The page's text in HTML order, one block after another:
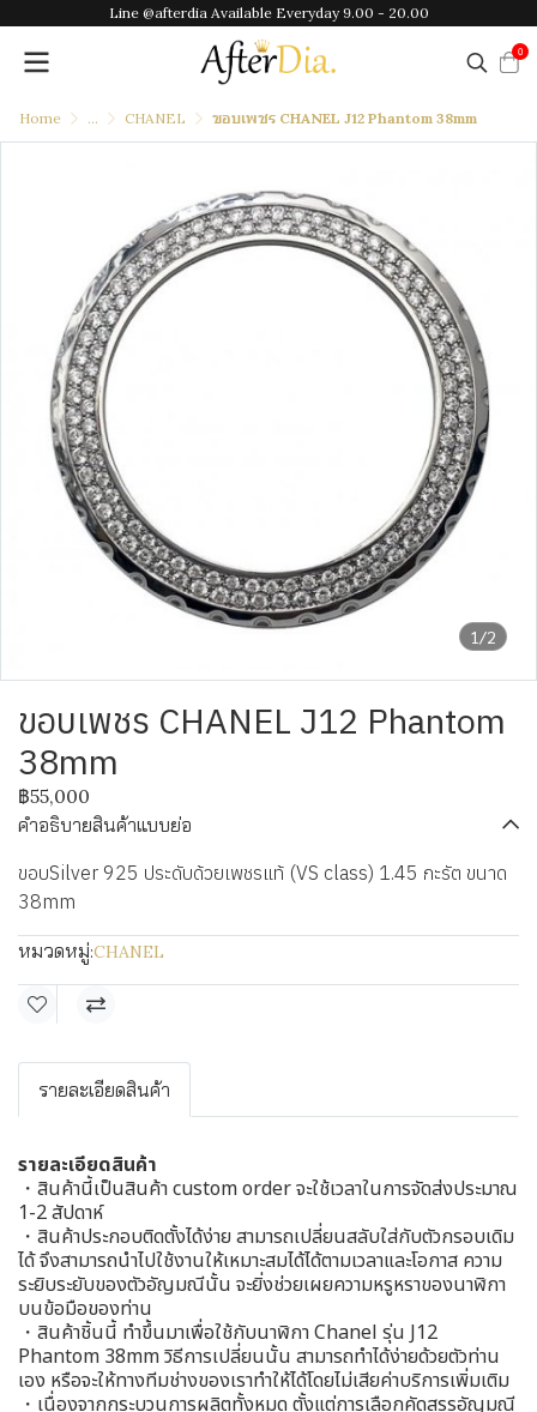
Line @afterdia Available Everyday 9.00 - 20.00
0
Home ... CHANEL ขอบเพชร CHANEL J12 Phantom 38mm
1/2
ขอบเพชร CHANEL J12 Phantom
38mm
฿55,000
คำอธิบายสินค้าแบบย่อ
ขอบSilver 925 ประดับด้วยเพชรแท้ (VS class) 1.45 กะรัต ขนาด
38mm
หมวดหมู่:CHANEL
รายละเอียดสินค้า
รายละเอียดสินค้า
・สินค้านี้เป็นสินค้า custom order จะใช้เวลาในการจัดส่งประมาณ
1-2 สัปดาห์
・สินค้าประกอบติดตั้งได้ง่าย สามารถเปลี่ยนสลับใส่กับตัวกรอบเดิม
ได้ จึงสามารถนำไปใช้งานให้เหมาะสมได้ได้ตามเวลาและโอกาส ความ
ระยิบระยับของตัวอัญมณีนั้น จะยิ่งช่วยเผยความหรูหราของนาฬิกา
บนข้อมือของท่าน
・สินค้าชิ้นนี้ ทำขึ้นมาเพื่อใช้กับนาฬิกา Chanel รุ่น J12
Phantom 38mm วิธีการเปลี่ยนนั้น สามารถทำได้ง่ายด้วยตัวท่าน
เอง หรือจะให้ทางทีมช่างของเราทำให้ได้โดยไม่เสียค่าบริการเพิ่มเติม
・เนื่องจากกระบวนการผลิตทั้งหมด ตั้งแต่การเลือกคัดสรรอัญมณี